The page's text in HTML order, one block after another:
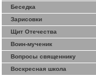
Беседка
Зарисовки
Щит Отечества
Воин-мученик
Вопросы священнику
Воскресная школа